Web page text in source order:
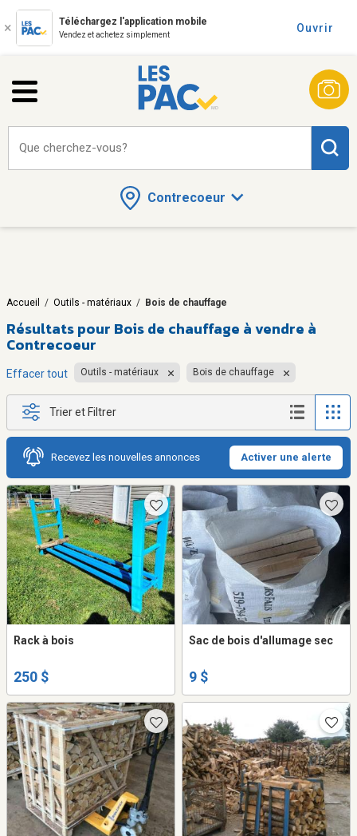
Téléchargez l'application mobile
Vendez et achetez simplement
Ouvrir
Contrecoeur
Que cherchez-vous?
Accueil / Outils - matériaux / Bois de chauffage
Résultats pour Bois de chauffage à vendre à
Contrecoeur
Effacer tout Outils - matériaux Bois de chauffage
Trier et Filtrer
Recevez les nouvelles annonces Activer une alerte
Rack à bois
250 $
Sac de bois d'allumage sec
9 $